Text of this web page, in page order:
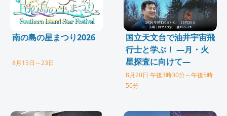
南の島の星まつり2026
8月15日～23日
国立天文台で油井宇宙飛
行士と学ぶ！ ―月・火
星探査に向けて―
8月20日 午後3時30分～午後5時
50分